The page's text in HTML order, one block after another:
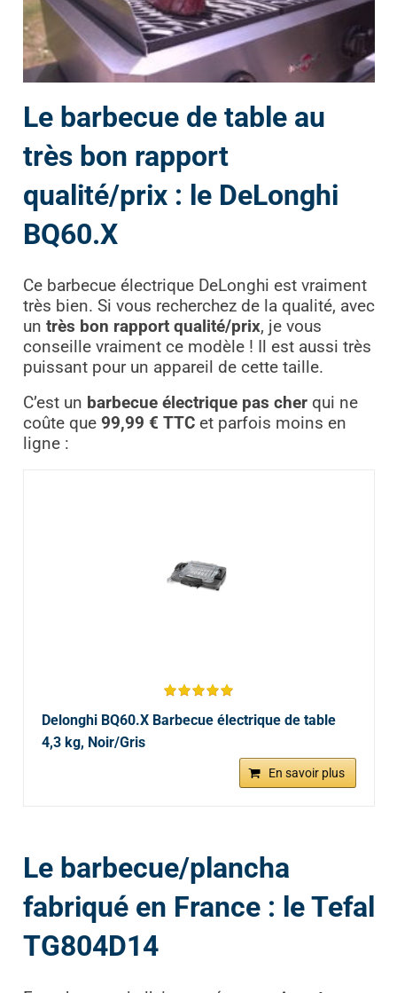
Le barbecue de table au
très bon rapport
qualité/prix : le DeLonghi
BQ60.X
Ce barbecue électrique DeLonghi est vraiment
très bien. Si vous recherchez de la qualité, avec
un très bon rapport qualité/prix, je vous
conseille vraiment ce modèle ! Il est aussi très
puissant pour un appareil de cette taille.
C’est un barbecue électrique pas cherqui ne
coûte que 99,99 € TTCet parfois moins en
ligne :
Delonghi BQ60.X Barbecue électrique de table
4,3 kg, Noir/Gris
En savoir plus
Le barbecue/plancha
fabriqué en France : le Tefal
TG804D14